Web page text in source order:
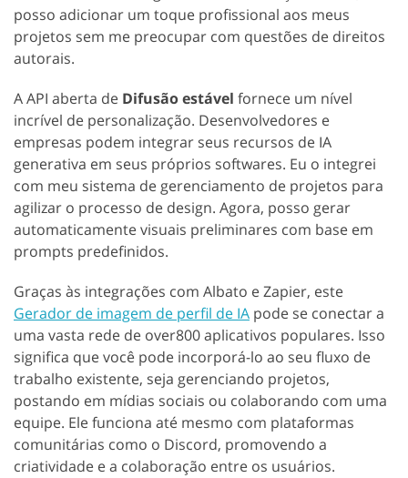
posso adicionar um toque profissional aos meus
projetos sem me preocupar com questões de direitos
autorais.
A API aberta de Difusão estável fornece um nível
incrível de personalização. Desenvolvedores e
empresas podem integrar seus recursos de IA
generativa em seus próprios softwares. Eu o integrei
com meu sistema de gerenciamento de projetos para
agilizar o processo de design. Agora, posso gerar
automaticamente visuais preliminares com base em
prompts predefinidos.
Graças às integrações com Albato e Zapier, este
Gerador de imagem de perfil de IA pode se conectar a
uma vasta rede de over800 aplicativos populares. Isso
significa que você pode incorporá-lo ao seu fluxo de
trabalho existente, seja gerenciando projetos,
postando em mídias sociais ou colaborando com uma
equipe. Ele funciona até mesmo com plataformas
comunitárias como o Discord, promovendo a
criatividade e a colaboração entre os usuários.